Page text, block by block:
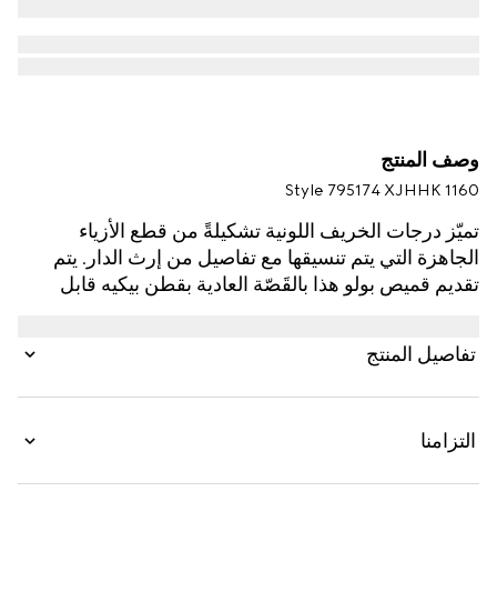
وصف المنتج
Style ‎795174 XJHHK 1160
تميّز درجات الخريف اللونية تشكيلةً من قطع الأزياء
الجاهزة التي يتم تنسيقها مع تفاصيل من إرث الدار. يتم
تقديم قميص بولو هذا بالقَصّة العادية بقطن بيكيه قابل
تفاصيل المنتج
التزامنا